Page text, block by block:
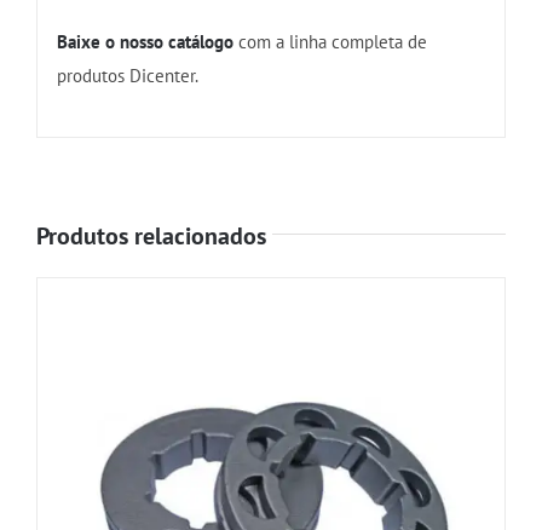
Baixe o nosso catálogocom a linha completa de
produtos Dicenter.
Produtos relacionados